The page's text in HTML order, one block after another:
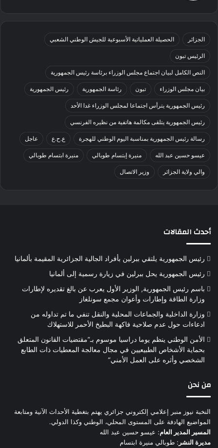
الجزائر الحصيلة العملياتية الأسبوعية للجيش الوطني الشعبي
الرئيس تبون
النص الكامل لبيان اجتماع مجلس الوزراء برئاسة رئيس الجمهورية
بيان مجلس الوزراء تبون رئاسة الجمهورية رئيس الجمهورية
رئيس الجمهورية يترأس اجتماعا لمجلس الوزراء غدا الأحد
رئيس الجمهورية يتلقى مكالمة هاتفية من نظيره الفرنسي
رسالة رئيس الجمهورية بمناسبة اليوم الوطني للهجرة ع.ح.ع عاجل
عيسو حسين عبد الله منيرة إبتسام طوبالي منيرة ابتسام طوبالي
والي ولاية الجزائر وزير الاتصال
أحدث المقالات
رئيس الجمهورية يلتقي ببرلين بأفراد الجالية الجزائرية المقيمة بألمانيا
رئيس الجمهورية يحل ببرلين في زيارة رسمية إلى ألمانيا
باسم رئيس الجمهورية, الوزير الأول يعرب عن بالغ تقديره لإطارات
وزارة الطاقة وإطارات وأعوان مجمع سونلغاز
وزارة الداخلية والجماعات المحلية والنقل تنفي ما تم تداوله من
ادعاءات حول عدم صلاحية فاكهة البطيخ الأحمر للاستهلاك
الأمن الوطني ينظم يوما دراسيا موسوم بـ”مقتضيات القانون المتعلق
بحماية الأشخاص الطبيعيين في مجال معالجة المعطيات ذات الطابع
الشخصي وأثره على العمل الأمني”
من نحن
النخبة نيوز منبر إعلامي إلكتروني جزائري يهتم بتغطية الأحداث الآنية ومتابعة
المواضيع الهادفة على المستوى المحلي، الوطني وكذا الدولي.
المسير المدير العام: عيسو حسين عبد الله
مديرة النشر : طوبالي منيرة ابتسام